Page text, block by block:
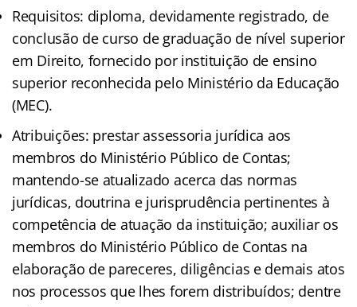
Requisitos: diploma, devidamente registrado, de
conclusão de curso de graduação de nível superior
em Direito, fornecido por instituição de ensino
superior reconhecida pelo Ministério da Educação
(MEC).
Atribuições: prestar assessoria jurídica aos
membros do Ministério Público de Contas;
mantendo-se atualizado acerca das normas
jurídicas, doutrina e jurisprudência pertinentes à
competência de atuação da instituição; auxiliar os
membros do Ministério Público de Contas na
elaboração de pareceres, diligências e demais atos
nos processos que lhes forem distribuídos; dentre